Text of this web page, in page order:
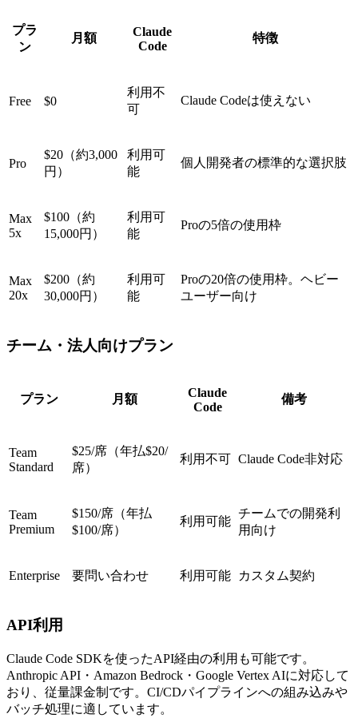
プラ
ン
月額
Claude
Code
特徴
Free $0
利用不
可
Claude Codeは使えない
Pro
$20（約3,000
円）
利用可
能
個人開発者の標準的な選択肢
Max
5x
$100（約
15,000円）
利用可
能
Proの5倍の使用枠
Max
20x
$200（約
30,000円）
利用可
能
Proの20倍の使用枠。ヘビー
ユーザー向け
チーム・法人向けプラン
プラン 月額
Claude
Code
備考
Team
Standard
$25/席（年払$20/
席）
利用不可 Claude Code非対応
Team
Premium
$150/席（年払
$100/席）
利用可能
チームでの開発利
用向け
Enterprise 要問い合わせ 利用可能 カスタム契約
API利用
Claude Code SDKを使ったAPI経由の利用も可能です。
Anthropic API・Amazon Bedrock・Google Vertex AIに対応して
おり、従量課金制です。CI/CDパイプラインへの組み込みや
バッチ処理に適しています。